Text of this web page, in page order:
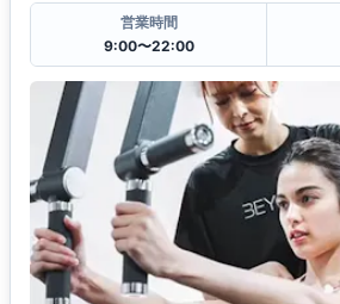
営業時間
9:00〜22:00